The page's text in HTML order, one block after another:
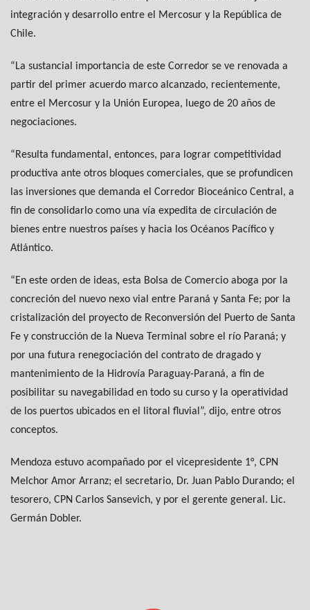
integración y desarrollo entre el Mercosur y la República de
Chile.
“La sustancial importancia de este Corredor se ve renovada a
partir del primer acuerdo marco alcanzado, recientemente,
entre el Mercosur y la Unión Europea, luego de 20 años de
negociaciones.
“Resulta fundamental, entonces, para lograr competitividad
productiva ante otros bloques comerciales, que se profundicen
las inversiones que demanda el Corredor Bioceánico Central, a
fin de consolidarlo como una vía expedita de circulación de
bienes entre nuestros países y hacia los Océanos Pacífico y
Atlántico.
“En este orden de ideas, esta Bolsa de Comercio aboga por la
concreción del nuevo nexo vial entre Paraná y Santa Fe; por la
cristalización del proyecto de Reconversión del Puerto de Santa
Fe y construcción de la Nueva Terminal sobre el río Paraná; y
por una futura renegociación del contrato de dragado y
mantenimiento de la Hidrovía Paraguay-Paraná, a fin de
posibilitar su navegabilidad en todo su curso y la operatividad
de los puertos ubicados en el litoral fluvial”, dijo, entre otros
conceptos.
Mendoza estuvo acompañado por el vicepresidente 1°, CPN
Melchor Amor Arranz; el secretario, Dr. Juan Pablo Durando; el
tesorero, CPN Carlos Sansevich, y por el gerente general. Lic.
Germán Dobler.